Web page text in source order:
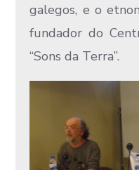
galegos, e o
fundador do
“Sons da Terra”.